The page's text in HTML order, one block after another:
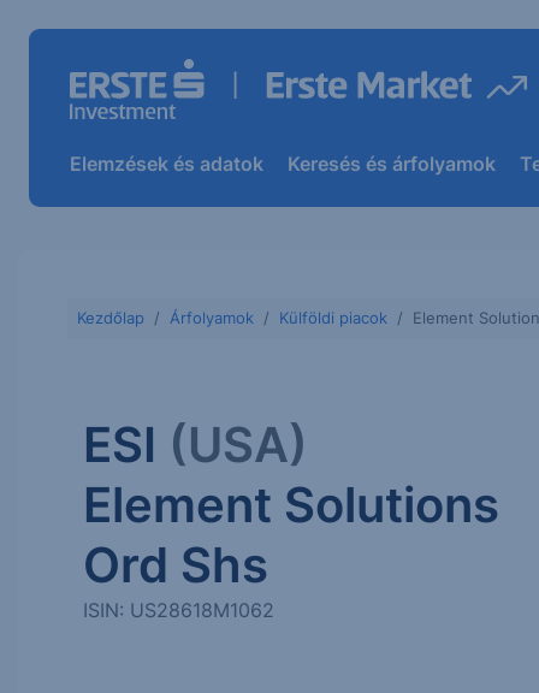
Elemzések és adatok Keresés és árfolyamok
Kezdőlap Árfolyamok Külföldi piacok Element
ESI (USA)
Element Solutions
Ord Shs
ISIN: US28618M1062